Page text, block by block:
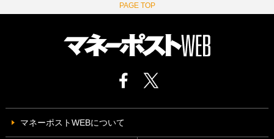
PAGE TOP
マネーポストWEBについて